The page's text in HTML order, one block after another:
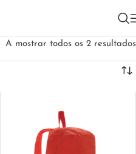
A mostrar todos os 2 resultados